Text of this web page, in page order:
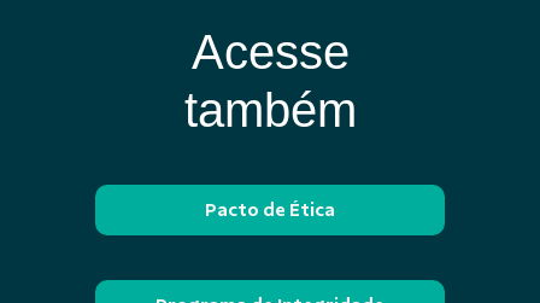
Acesse
também
Pacto de Ética